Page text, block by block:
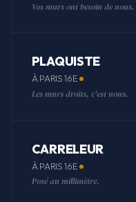
Vos murs ont besoin de nous.
PLAQUISTE
À PARIS 16E
Les murs droits, c'est nous.
CARRELEUR
À PARIS 16E
Posé au millimètre.